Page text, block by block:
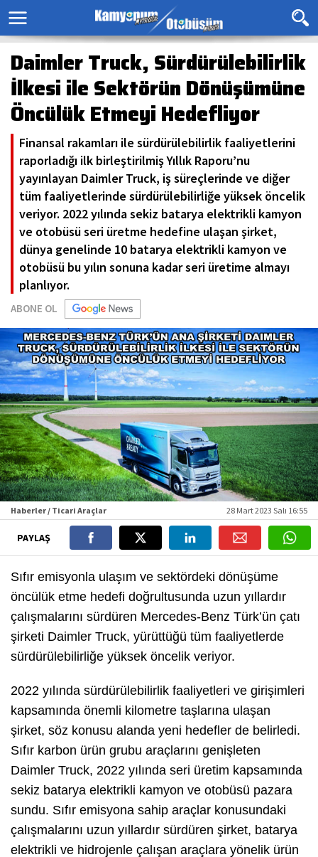
Daimler Truck, Sürdürülebilirlik
İlkesi ile Sektörün Dönüşümüne
Öncülük Etmeyi Hedefliyor
Finansal rakamları ile sürdürülebilirlik faaliyetlerini
raporladığı ilk birleştirilmiş Yıllık Raporu’nu
yayınlayan Daimler Truck, iş süreçlerinde ve diğer
tüm faaliyetlerinde sürdürülebilirliğe yüksek öncelik
veriyor. 2022 yılında sekiz batarya elektrikli kamyon
ve otobüsü seri üretme hedefine ulaşan şirket,
dünya genelinde 10 batarya elektrikli kamyon ve
otobüsü bu yılın sonuna kadar seri üretime almayı
planlıyor.
ABONE OL
Haberler / Ticari Araçlar 28 Mart 2023 Salı 16:55
PAYLAŞ
Sıfır emisyonla ulaşım ve sektördeki dönüşüme
öncülük etme hedefi doğrultusunda uzun yıllardır
çalışmalarını sürdüren Mercedes-Benz Türk’ün çatı
şirketi Daimler Truck, yürüttüğü tüm faaliyetlerde
sürdürülebilirliğe yüksek öncelik veriyor.
2022 yılında sürdürülebilirlik faaliyetleri ve girişimleri
kapsamında önemli kilometre taşlarına ulaşan
şirket, söz konusu alanda yeni hedefler de belirledi.
Sıfır karbon ürün grubu araçlarını genişleten
Daimler Truck, 2022 yılında seri üretim kapsamında
sekiz batarya elektrikli kamyon ve otobüsü pazara
sundu. Sıfır emisyona sahip araçlar konusundaki
çalışmalarını uzun yıllardır sürdüren şirket, batarya
elektrikli ve hidrojenle çalışan araçlara yönelik ürün